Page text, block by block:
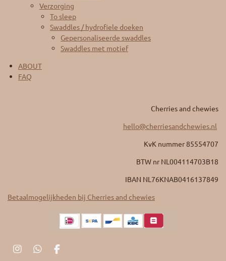
Verzorging
To sleep
Swaddles / hydrofiele doeken
Gepersonaliseerde swaddles
Swaddles met motief
ABOUT
FAQ
Cherries and chewies
hello@cherriesandchewies.nl
KvK nummer 85554707
BTW nr NL004114703B18
IBAN NL76KNAB0416137849
Betaalmogelijkheden bij Cherries and chewies
I
W
F